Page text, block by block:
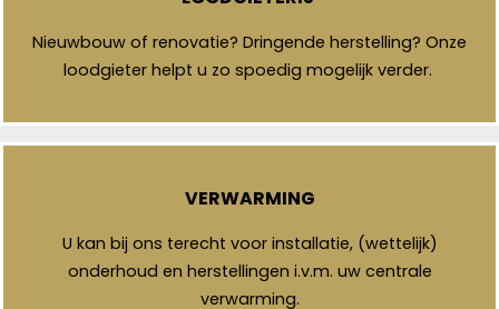
Nieuwbouw of renovatie? Dringende herstelling? Onze
loodgieter helpt u zo spoedig mogelijk verder.
VERWARMING
U kan bij ons terecht voor installatie, (wettelijk)
onderhoud en herstellingen i.v.m. uw centrale
verwarming.